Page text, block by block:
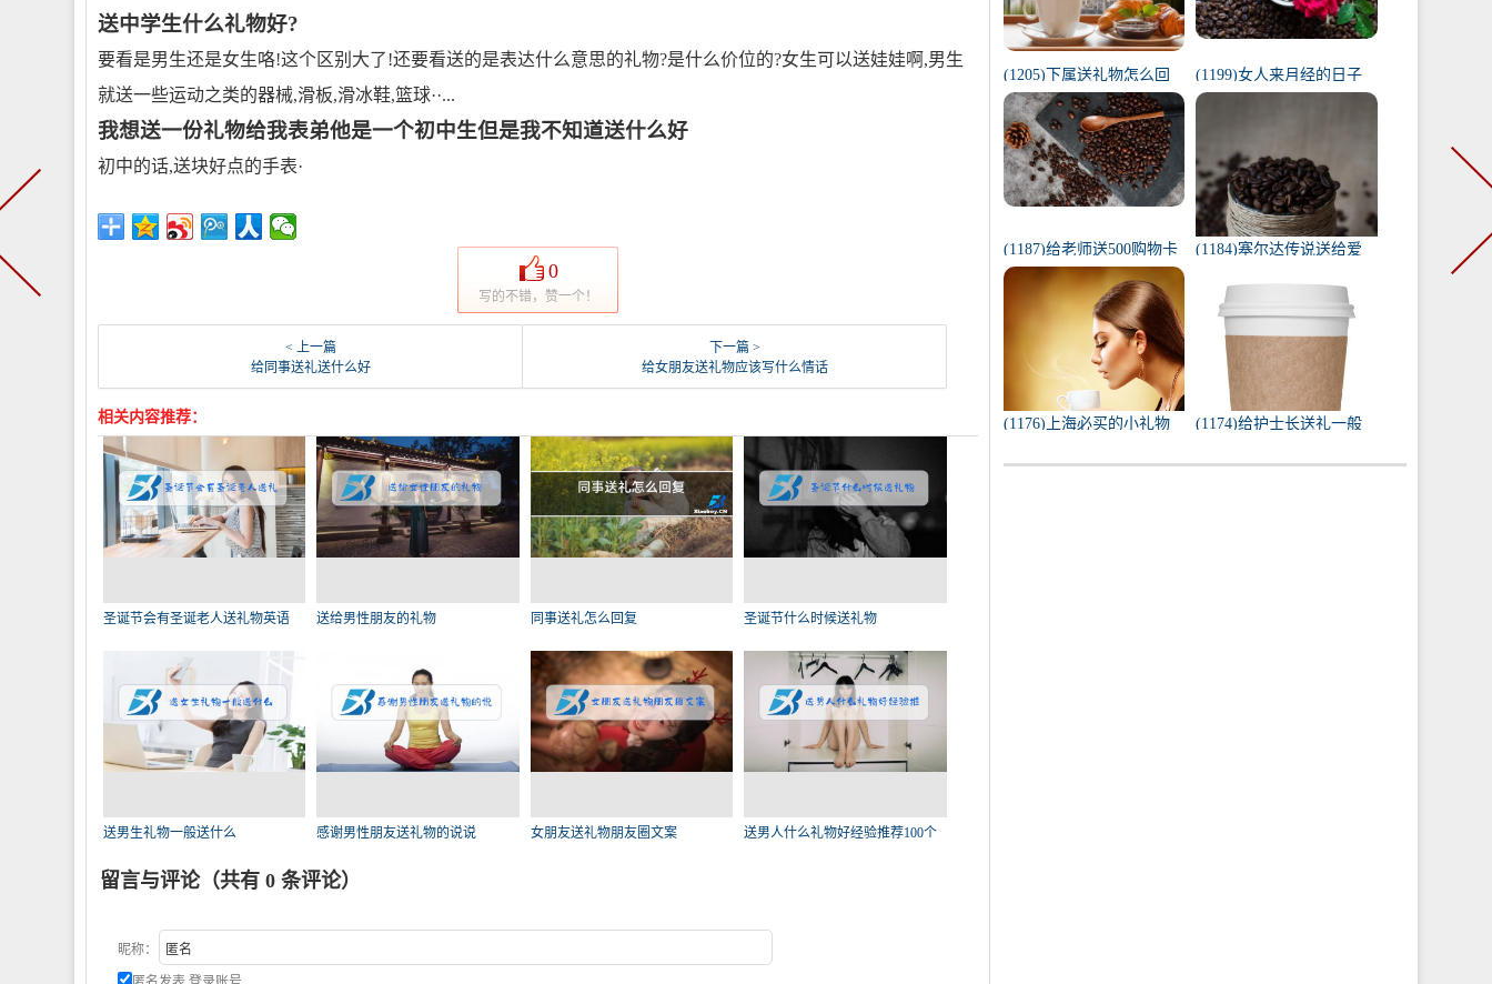
送中学生什么礼物好?
要看是男生还是女生咯!这个区别大了!还要看送的是表达什么意思的礼物?是什么价位的?女生可以送娃娃啊,男生
就送一些运动之类的器械,滑板,滑冰鞋,篮球··...
我想送一份礼物给我表弟他是一个初中生但是我不知道送什么好
初中的话,送块好点的手表·
0
写的不错，赞一个！
< 上一篇
给同事送礼送什么好
下一篇 >
给女朋友送礼物应该写什么情话
相关内容推荐：
圣诞节会有圣诞老人送礼物英语 送给男性朋友的礼物 同事送礼怎么回复 圣诞节什么时候送礼物
送男生礼物一般送什么 感谢男性朋友送礼物的说说 女朋友送礼物朋友圈文案 送男人什么礼物好经验推荐100个
留言与评论（共有 0 条评论）
昵称：
(1205)下属送礼物怎么回
复（下属给我送礼我该如
何回复）
(1199)女人来月经的日子
代表什么（1一31日月经代
(1187)给老师送500购物卡
少吗（给老师送500还是
1000）
(1184)塞尔达传说送给爱
任务100只蚱蜢）
(1176)上海必买的小礼物
(1174)给护士长送礼一般
实用的东西）